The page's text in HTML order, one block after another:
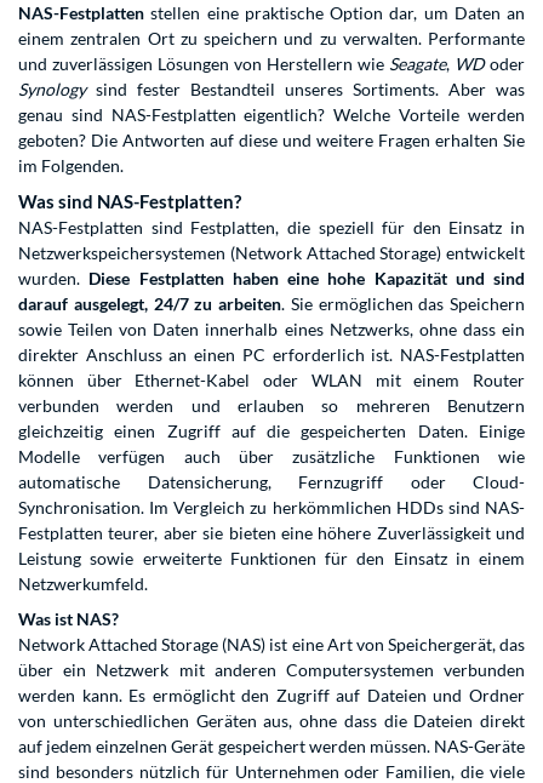
NAS-Festplatten stellen eine praktische Option dar, um Daten an
einem zentralen Ort zu speichern und zu verwalten. Performante
und zuverlässigen Lösungen von Herstellern wie Seagate, WDoder
Synology sind fester Bestandteil unseres Sortiments. Aber was
genau sind NAS-Festplatten eigentlich? Welche Vorteile werden
geboten? Die Antworten auf diese und weitere Fragen erhalten Sie
im Folgenden.
Was sind NAS-Festplatten?
NAS-Festplatten sind Festplatten, die speziell für den Einsatz in
Netzwerkspeichersystemen (Network Attached Storage) entwickelt
wurden. Diese Festplatten haben eine hohe Kapazität und sind
darauf ausgelegt, 24/7 zu arbeiten. Sie ermöglichen das Speichern
sowie Teilen von Daten innerhalb eines Netzwerks, ohne dass ein
direkter Anschluss an einen PC erforderlich ist. NAS-Festplatten
können über Ethernet-Kabel oder WLAN mit einem Router
verbunden werden und erlauben so mehreren Benutzern
gleichzeitig einen Zugriff auf die gespeicherten Daten. Einige
Modelle verfügen auch über zusätzliche Funktionen wie
automatische Datensicherung, Fernzugriff oder Cloud-
Synchronisation. Im Vergleich zu herkömmlichen HDDs sind NAS-
Festplatten teurer, aber sie bieten eine höhere Zuverlässigkeit und
Leistung sowie erweiterte Funktionen für den Einsatz in einem
Netzwerkumfeld.
Was ist NAS?
Network Attached Storage (NAS) ist eine Art von Speichergerät, das
über ein Netzwerk mit anderen Computersystemen verbunden
werden kann. Es ermöglicht den Zugriff auf Dateien und Ordner
von unterschiedlichen Geräten aus, ohne dass die Dateien direkt
auf jedem einzelnen Gerät gespeichert werden müssen. NAS-Geräte
sind besonders nützlich für Unternehmen oder Familien, die viele